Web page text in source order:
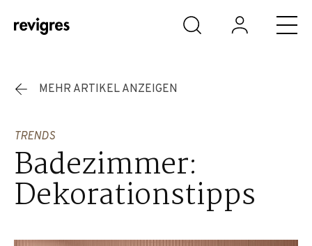
Zum Hauptinhalt springen
MEHR ARTIKEL ANZEIGEN
TRENDS
Badezimmer:
Dekorationstipps